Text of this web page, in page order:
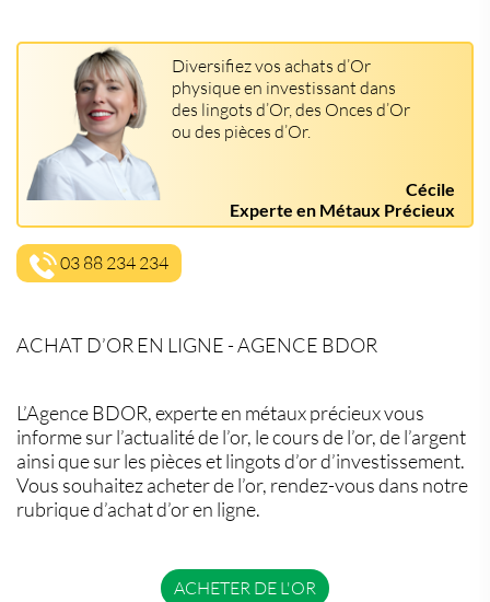
Diversifiez vos achats d’Or
physique en investissant dans
des lingots d’Or, des Onces d’Or
ou des pièces d’Or.
Cécile
Experte en Métaux Précieux
03 88 234 234
ACHAT D’OR EN LIGNE - AGENCE BDOR
L’Agence BDOR, experte en métaux précieux vous
informe sur l’actualité de l’or, le cours de l’or, de l’argent
ainsi que sur les pièces et lingots d’or d’investissement.
Vous souhaitez acheter de l’or, rendez-vous dans notre
rubrique d’achat d’or en ligne.
ACHETER DE L'OR